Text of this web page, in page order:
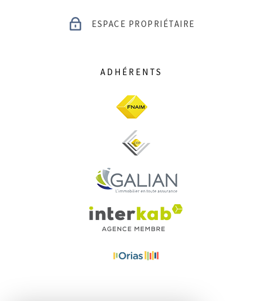
ESPACE PROPRIÉTAIRE
ADHÉRENTS